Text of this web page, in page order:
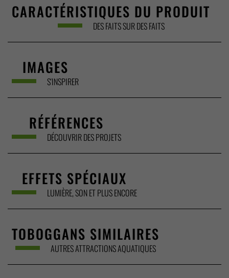
CARACTÉRISTIQUES DU PRODUIT
DES FAITS SUR DES FAITS
IMAGES
S'INSPIRER
RÉFÉRENCES
DÉCOUVRIR DES PROJETS
EFFETS SPÉCIAUX
LUMIÈRE, SON ET PLUS ENCORE
TOBOGGANS SIMILAIRES
AUTRES ATTRACTIONS AQUATIQUES